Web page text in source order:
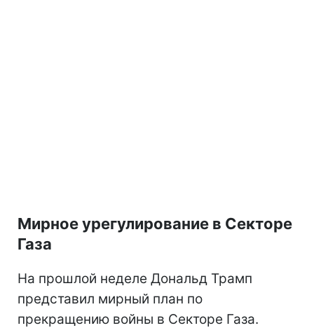
Мирное урегулирование в Секторе
Газа
На прошлой неделе Дональд Трамп
представил мирный план по
прекращению войны в Секторе Газа.